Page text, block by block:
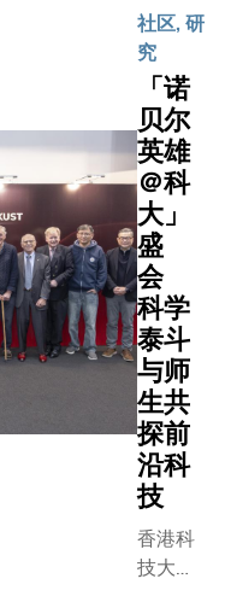
日在逸夫
中心上演
是次演出
乐册博士
迪贝蒂女
合执导，
典音乐剧
演绎，展
化交融下
术魅力。 谈
及选剧初
艾乐册博
示︰「我
意为科大
周年志庆
这出音乐
因为剧目
舞场面丰
让我们能
六）迎
来校友
盛事，
众科大
人聚首
一堂，
共同见
证校友
中心盛
大开幕
典礼，
并于晚
上的
《与友
共聚》
盆菜大
派对中
欢聚交
流，重
温同窗
社区, 研
究
「诺
贝尔
英雄
＠科
大」
盛
会
科学
泰斗
与师
生共
探前
沿科
技
香港科
技大学